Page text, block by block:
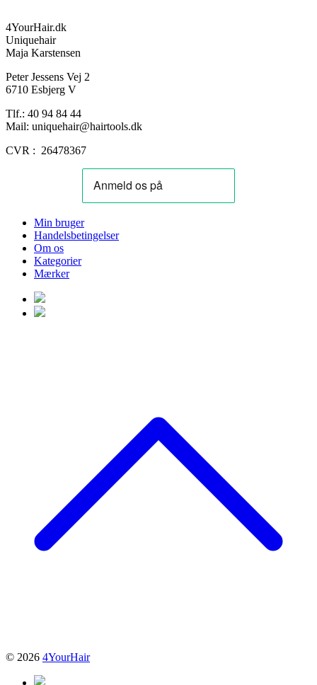
4YourHair.dk
Uniquehair
Maja Karstensen
Peter Jessens Vej 2
6710 Esbjerg V
Tlf.: 40 94 84 44
Mail: uniquehair@hairtools.dk
CVR : 26478367
Min bruger
Handelsbetingelser
Om os
Kategorier
Mærker
© 2026 4YourHair